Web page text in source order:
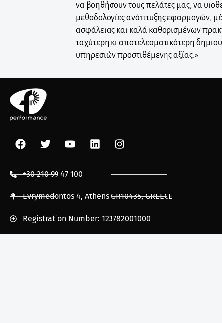
να βοηθήσουν τους πελάτες μας, να
μεθοδολογίες ανάπτυξης εφαρμογών,
ασφάλειας και καλά καθορισμένων
ταχύτερη κι αποτελεσματικότερη
υπηρεσιών προστιθέμενης αξίας.»
+30 210 99 47 100
Evrymedontos 4, Athens GR10435, GREECE
Registration Number: 123782001000